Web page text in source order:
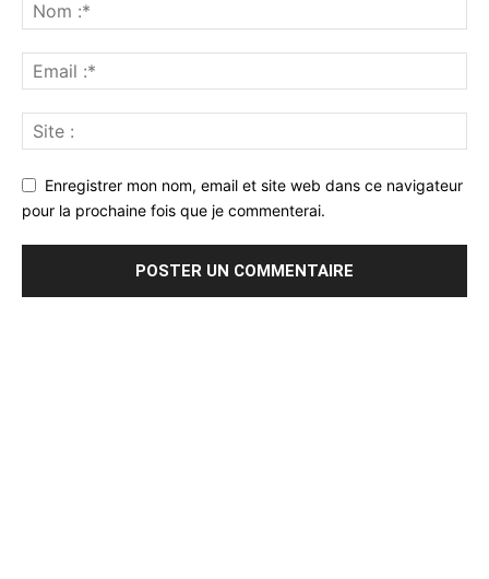
Enregistrer mon nom, email et site web dans ce navigateur
pour la prochaine fois que je commenterai.